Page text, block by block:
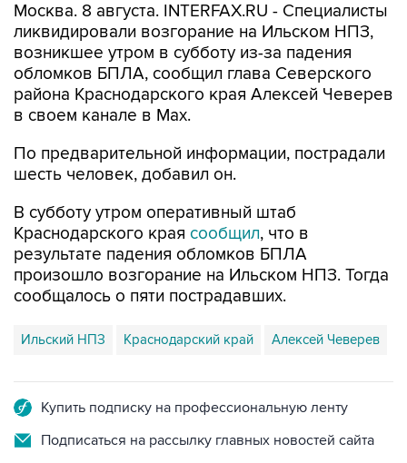
Москва. 8 августа. INTERFAX.RU - Специалисты
ликвидировали возгорание на Ильском НПЗ,
возникшее утром в субботу из-за падения
обломков БПЛА, сообщил глава Северского
района Краснодарского края Алексей Чеверев
в своем канале в Max.
По предварительной информации, пострадали
шесть человек, добавил он.
В субботу утром оперативный штаб
Краснодарского края сообщил, что в
результате падения обломков БПЛА
произошло возгорание на Ильском НПЗ. Тогда
сообщалось о пяти пострадавших.
Ильский НПЗ Краснодарский край Алексей Чеверев
Купить подписку на профессиональную ленту
Подписаться на рассылку главных новостей сайта